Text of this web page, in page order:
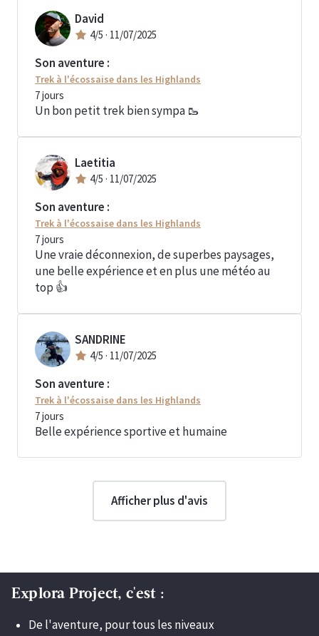
David
4/5 · 11/07/2025
Son aventure :
Trek à l'écossaise dans les Highlands
7jours
Un bon petit trek bien sympa 🥾
Laetitia
4/5 · 11/07/2025
Son aventure :
Trek à l'écossaise dans les Highlands
7jours
Une vraie déconnexion, de superbes paysages,
une belle expérience et en plus une météo au
top 👍
SANDRINE
4/5 · 11/07/2025
Son aventure :
Trek à l'écossaise dans les Highlands
7jours
Belle expérience sportive et humaine
Afficher plus d'avis
Explora Project, c'est :
De l'aventure, pour tous les niveaux